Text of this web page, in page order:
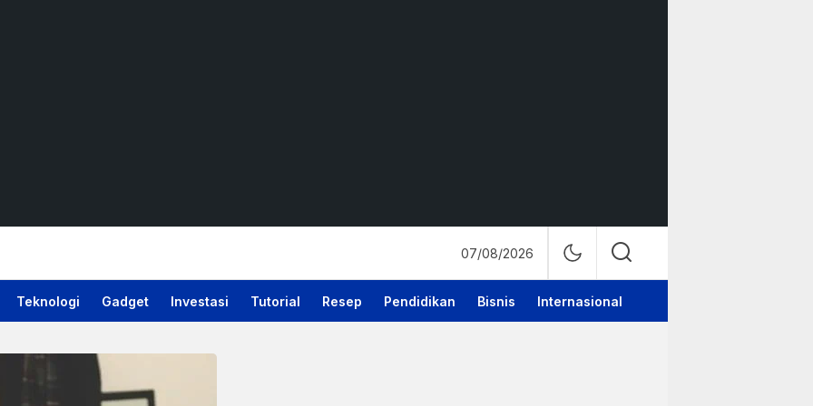
07/08/2026
Teknologi Gadget Investasi Tutorial Resep Pendidikan Bisnis Internasional